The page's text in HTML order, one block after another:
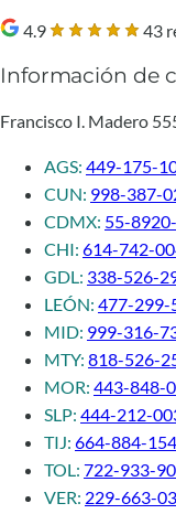
4.9 43
Información de
Francisco I. Madero
AGS: 449-175-
CUN: 998-387-
CDMX: 55-
CHI: 614-742-
GDL: 338-526-
LEÓN: 477-299-
MID: 999-316-
MTY: 818-526-
MOR: 443-848-
SLP: 444-212-
TIJ: 664-884-
TOL: 722-933-
VER: 229-663-